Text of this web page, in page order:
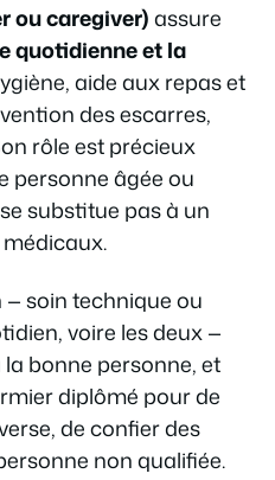
ou caregiver)assure
quotidienne et la
aide aux repas et
des escarres,
rôle est précieux
personne âgée ou
substitue pas à un
soin technique ou
voire les deux —
bonne personne, et
diplômé pour de
de confier des
non qualifiée.